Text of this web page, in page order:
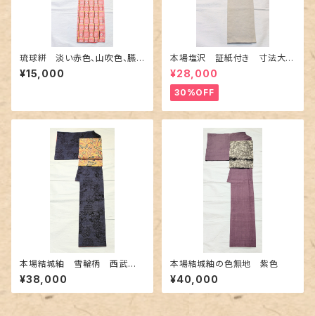
琉球絣 淡い赤色、山吹色、臙
脂色
¥15,000
本場塩沢 証紙付き 寸法大き
め〜伝統的工芸士 桑原正信
作〜
¥28,000
30%OFF
本場結城紬 雪輪柄 西武百
貨店誂え
¥38,000
本場結城紬の色無地 紫色
¥40,000